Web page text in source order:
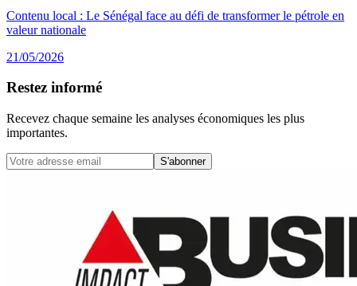
Contenu local : Le Sénégal face au défi de transformer le pétrole en
valeur nationale
21/05/2026
Restez informé
Recevez chaque semaine les analyses économiques les plus
importantes.
S'abonner